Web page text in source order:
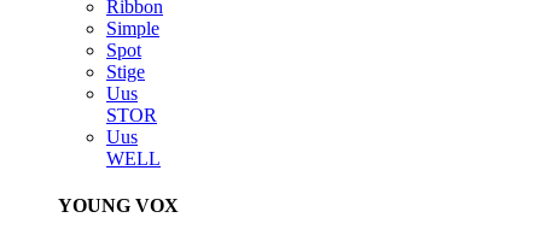
Ribbon
Simple
Spot
Stige
Uus
STOR
Uus
WELL
YOUNG VOX